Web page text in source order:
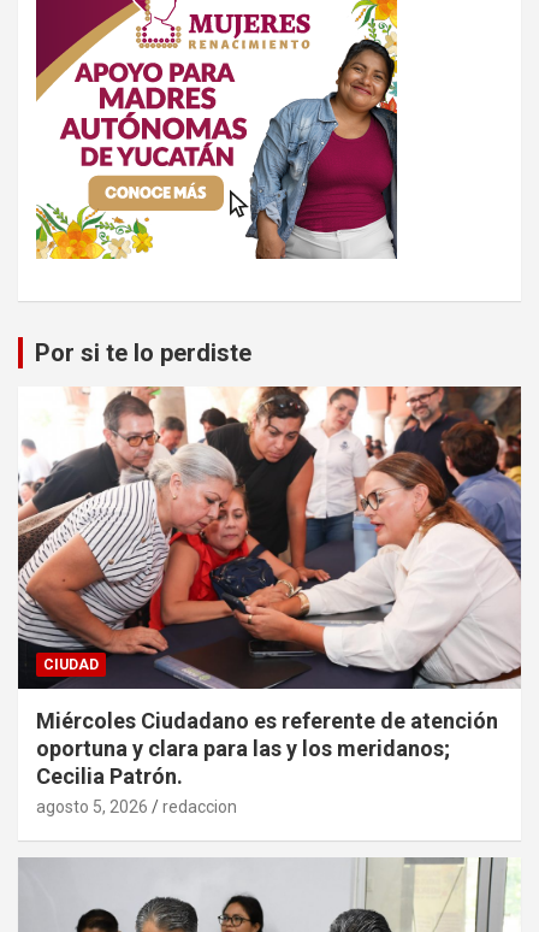
Por si te lo perdiste
CIUDAD
Miércoles Ciudadano es referente de atención
oportuna y clara para las y los meridanos;
Cecilia Patrón.
agosto 5, 2026 redaccion